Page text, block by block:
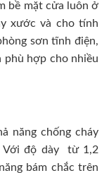
bề mặt cửa luôn ở
xước và cho tính
sơn tĩnh điện,
phù hợp cho nhiều
năng chống cháy
Với độ dày từ 1,2
bám chắc trên